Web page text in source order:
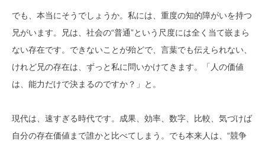
でも、本当にそうでしょうか。私には、重度の知的障がいを持つ
兄がいます。兄は、社会の“普通”という尺度には全く当て嵌まら
ない存在です。できないことが殆どで、言葉でも伝えられない、
けれど兄の存在は、ずっと私に問いかけてきます。「人の価値
は、能力だけで決まるのですか？」と。
現代は、速すぎる時代です。成果、効率、数字、比較、気づけば
自分の存在価値まで誰かと比べてしまう。でも本来人は、“競争